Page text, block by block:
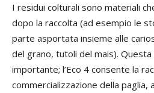
I residui colturali sono materiali
dopo la raccolta (ad esempio le
parte asportata insieme alle
del grano, tutoli del mais).
importante; l’Eco 4 consente la
commercializzazione della paglia,